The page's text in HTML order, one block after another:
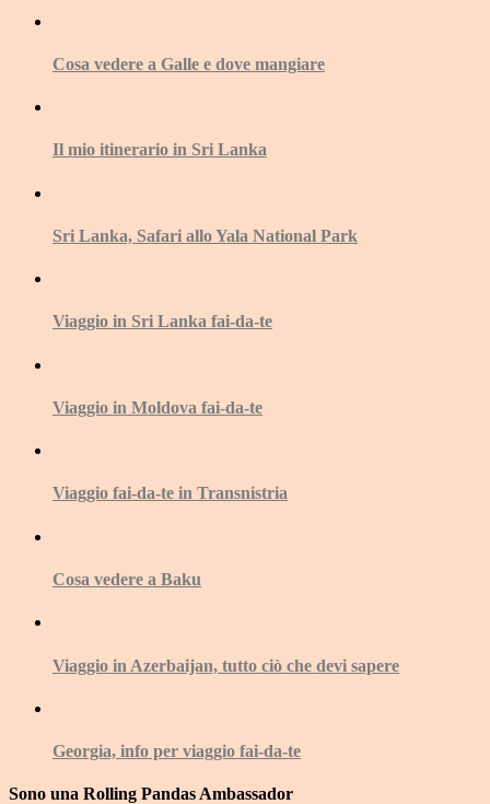
Cosa vedere a Galle e dove mangiare
Il mio itinerario in Sri Lanka
Sri Lanka, Safari allo Yala National Park
Viaggio in Sri Lanka fai-da-te
Viaggio in Moldova fai-da-te
Viaggio fai-da-te in Transnistria
Cosa vedere a Baku
Viaggio in Azerbaijan, tutto ciò che devi sapere
Georgia, info per viaggio fai-da-te
Sono una Rolling Pandas Ambassador